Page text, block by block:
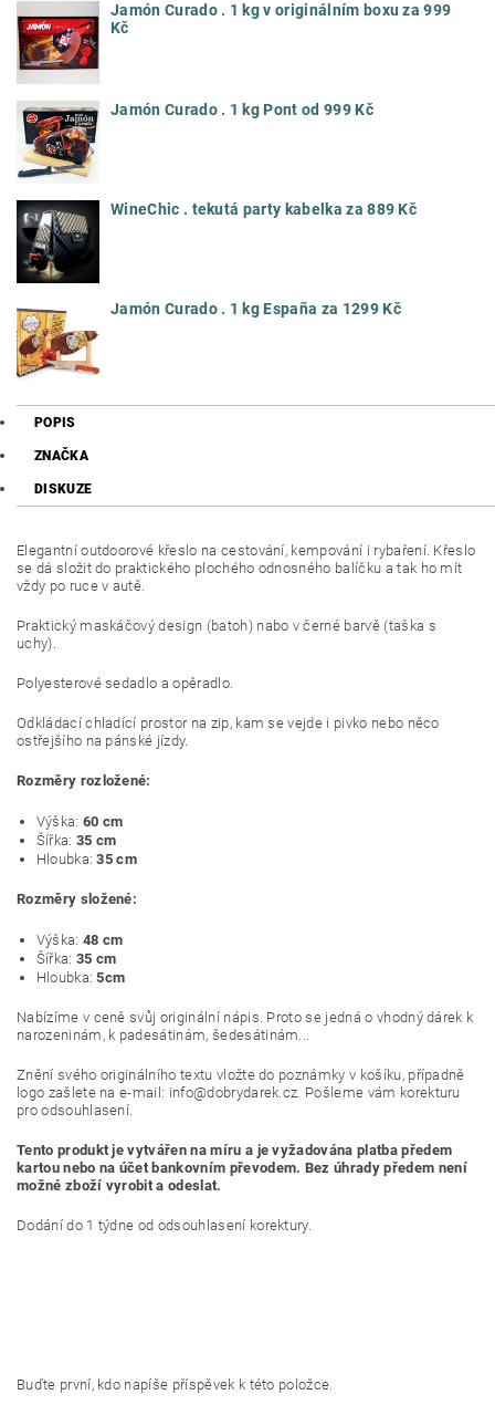
Jamón Curado . 1 kg v originálním boxu za 999
Kč
Jamón Curado . 1 kg Pont od 999 Kč
WineChic . tekutá party kabelka za 889 Kč
Jamón Curado . 1 kg España za 1299 Kč
POPIS
ZNAČKA
DISKUZE
Elegantní outdoorové křeslo na cestování, kempování i rybaření. Křeslo
se dá složit do praktického plochého odnosného balíčku a tak ho mít
vždy po ruce v autě.
Praktický maskáčový design (batoh) nabo v černé barvě (taška s
uchy).
Polyesterové sedadlo a opěradlo.
Odkládací chladící prostor na zip, kam se vejde i pivko nebo něco
ostřejšího na pánské jízdy.
Rozměry rozložené:
Výška: 60 cm
Šířka: 35 cm
Hloubka:35 cm
Rozměry složené:
Výška: 48 cm
Šířka: 35 cm
Hloubka: 5cm
Nabízíme v ceně svůj originální nápis. Proto se jedná o vhodný dárek k
narozeninám, k padesátinám, šedesátinám...
Znění svého originálního textu vložte do poznámky v košíku, případně
logo zašlete na e-mail: info@dobrydarek.cz. Pošleme vám korekturu
pro odsouhlasení.
Tento produkt je vytvářen na míru a je vyžadována platba předem
kartou nebo na účet bankovním převodem. Bez úhrady předem není
možné zboží vyrobit a odeslat.
Dodání do 1 týdne od odsouhlasení korektury.
Buďte první, kdo napíše příspěvek k této položce.